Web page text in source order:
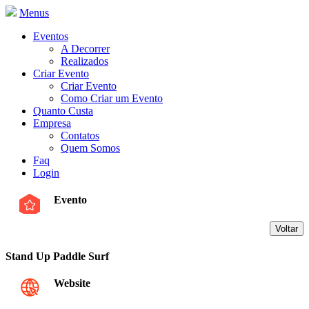
Menus
Eventos
A Decorrer
Realizados
Criar Evento
Criar Evento
Como Criar um Evento
Quanto Custa
Empresa
Contatos
Quem Somos
Faq
Login
Evento
Stand Up Paddle Surf
Website